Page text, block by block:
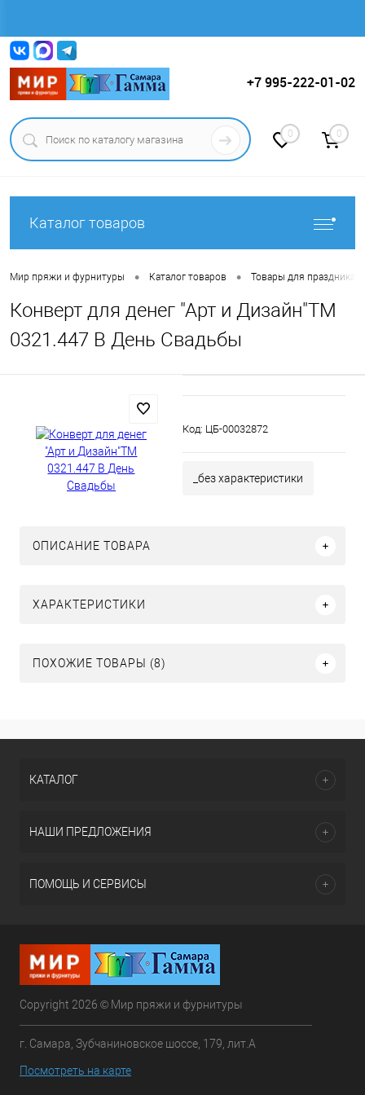
+7 995-222-01-02
0 0
Каталог товаров
Мир пряжи и фурнитуры • Каталог товаров • Товары для праздника.
Конверт для денег "Арт и Дизайн"ТМ
0321.447 В День Свадьбы
Код: ЦБ-00032872
_без характеристики
ОПИСАНИЕ ТОВАРА
ХАРАКТЕРИСТИКИ
ПОХОЖИЕ ТОВАРЫ (8)
КАТАЛОГ
НАШИ ПРЕДЛОЖЕНИЯ
ПОМОЩЬ И СЕРВИСЫ
Copyright 2026 © Мир пряжи и фурнитуры
г. Самара, Зубчаниновское шоссе, 179, лит.А
Посмотреть на карте